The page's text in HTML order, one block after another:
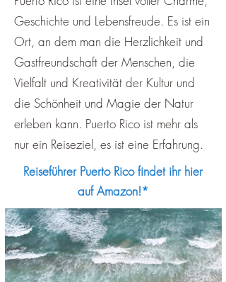
Geschichte und Lebensfreude. Es ist ein
Ort, an dem man die Herzlichkeit und
Gastfreundschaft der Menschen, die
Vielfalt und Kreativität der Kultur und
die Schönheit und Magie der Natur
erleben kann. Puerto Rico ist mehr als
nur ein Reiseziel, es ist eine Erfahrung.
Reiseführer Puerto Rico findet ihr hier
auf Amazon!*